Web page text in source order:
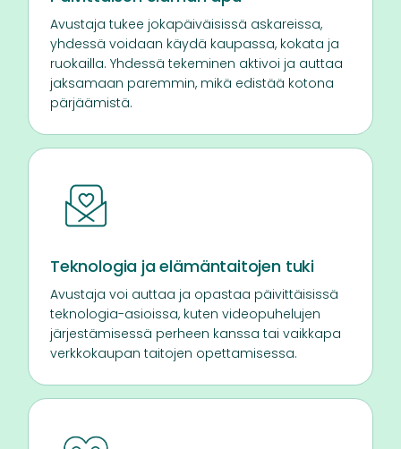
Avustaja tukee jokapäiväisissä askareissa,
yhdessä voidaan käydä kaupassa, kokata ja
ruokailla. Yhdessä tekeminen aktivoi ja auttaa
jaksamaan paremmin, mikä edistää kotona
pärjäämistä.
Teknologia ja elämäntaitojen tuki
Avustaja voi auttaa ja opastaa päivittäisissä
teknologia-asioissa, kuten videopuhelujen
järjestämisessä perheen kanssa tai vaikkapa
verkkokaupan taitojen opettamisessa.